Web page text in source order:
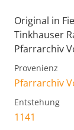
Original in
Tinkhauser
Pfarrarchiv
Provenienz
Pfarrarchiv
Entstehung
1141